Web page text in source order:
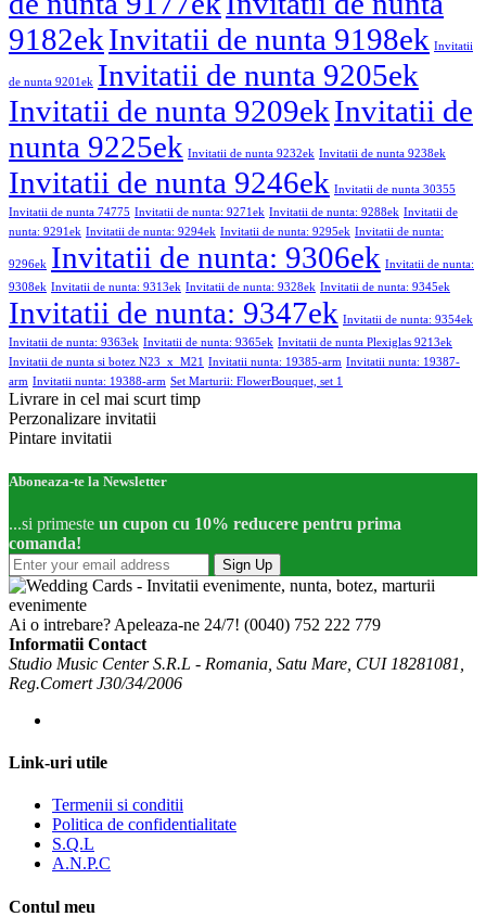
9182ekInvitatii de nunta 9198ek Invitatii
de nunta 9201ek Invitatii de nunta 9205ek
Invitatii de nunta 9209ekInvitatii de
nunta 9225ek Invitatii de nunta 9232ek Invitatii de nunta 9238ek
Invitatii de nunta 9246ek Invitatii de nunta 30355
Invitatii de nunta 74775 Invitatii de nunta: 9271ek Invitatii de nunta: 9288ek Invitatii de
nunta: 9291ek Invitatii de nunta: 9294ek Invitatii de nunta: 9295ek Invitatii de nunta:
9296ek Invitatii de nunta: 9306ek Invitatii de nunta:
9308ek Invitatii de nunta: 9313ek Invitatii de nunta: 9328ek Invitatii de nunta: 9345ek
Invitatii de nunta: 9347ek Invitatii de nunta: 9354ek
Invitatii de nunta: 9363ek Invitatii de nunta: 9365ek Invitatii de nunta Plexiglas 9213ek
Invitatii de nunta si botez N23_x_M21 Invitatii nunta: 19385-arm Invitatii nunta: 19387-
arm Invitatii nunta: 19388-arm Set Marturii: FlowerBouquet, set 1
Livrare in cel mai scurt timp
Perzonalizare invitatii
Pintare invitatii
Aboneaza-te la Newsletter
...si primeste un cupon cu 10% reducere pentru prima
comanda!
Sign Up
Ai o intrebare? Apeleaza-ne 24/7! (0040) 752 222 779
Informatii Contact
Studio Music Center S.R.L - Romania, Satu Mare, CUI 18281081,
Reg.Comert J30/34/2006
Link-uri utile
Termenii si conditii
Politica de confidentialitate
S.Q.L
A.N.P.C
Contul meu